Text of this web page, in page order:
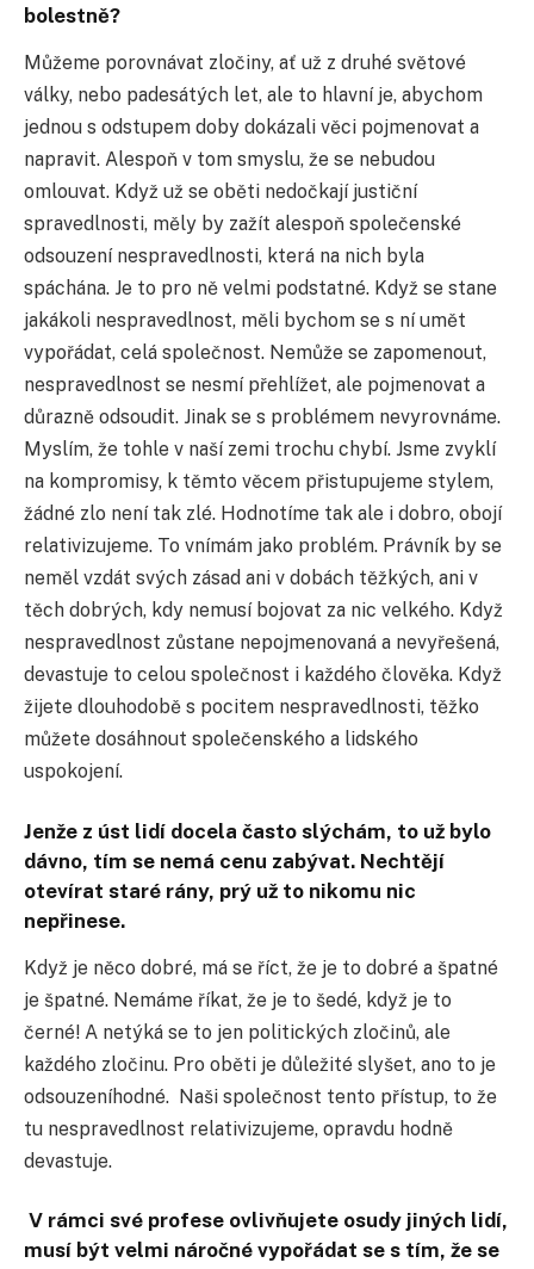
bolestně?
Můžeme porovnávat zločiny, ať už z druhé světové
války, nebo padesátých let, ale to hlavní je, abychom
jednou s odstupem doby dokázali věci pojmenovat a
napravit. Alespoň v tom smyslu, že se nebudou
omlouvat. Když už se oběti nedočkají justiční
spravedlnosti, měly by zažít alespoň společenské
odsouzení nespravedlnosti, která na nich byla
spáchána. Je to pro ně velmi podstatné. Když se stane
jakákoli nespravedlnost, měli bychom se s ní umět
vypořádat, celá společnost. Nemůže se zapomenout,
nespravedlnost se nesmí přehlížet, ale pojmenovat a
důrazně odsoudit. Jinak se s problémem nevyrovnáme.
Myslím, že tohle v naší zemi trochu chybí. Jsme zvyklí
na kompromisy, k těmto věcem přistupujeme stylem,
žádné zlo není tak zlé. Hodnotíme tak ale i dobro, obojí
relativizujeme. To vnímám jako problém. Právník by se
neměl vzdát svých zásad ani v dobách těžkých, ani v
těch dobrých, kdy nemusí bojovat za nic velkého. Když
nespravedlnost zůstane nepojmenovaná a nevyřešená,
devastuje to celou společnost i každého člověka. Když
žijete dlouhodobě s pocitem nespravedlnosti, těžko
můžete dosáhnout společenského a lidského
uspokojení.
Jenže z úst lidí docela často slýchám, to už bylo
dávno, tím se nemá cenu zabývat. Nechtějí
otevírat staré rány, prý už to nikomu nic
nepřinese.
Když je něco dobré, má se říct, že je to dobré a špatné
je špatné. Nemáme říkat, že je to šedé, když je to
černé! A netýká se to jen politických zločinů, ale
každého zločinu. Pro oběti je důležité slyšet, ano to je
odsouzeníhodné. Naši společnost tento přístup, to že
tu nespravedlnost relativizujeme, opravdu hodně
devastuje.
V rámci své profese ovlivňujete osudy jiných lidí,
musí být velmi náročné vypořádat se s tím, že se